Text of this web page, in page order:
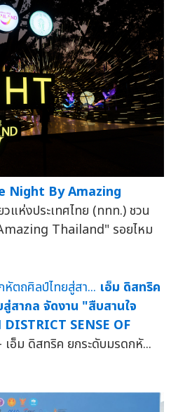
Night By Amazing
แห่งประเทศไทย (ททท.) ชวน
Thailand" รอยไหม
เอ็ม ดิสทริค
สากล จัดงาน "สืบสานใจ
SENSE OF
อ็ม ดิสทริค ยกระดับมรดกหั...